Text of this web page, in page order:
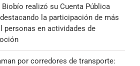
Biobío realizó su Cuenta Pública
la participación de más
personas en actividades de
por corredores de transporte: